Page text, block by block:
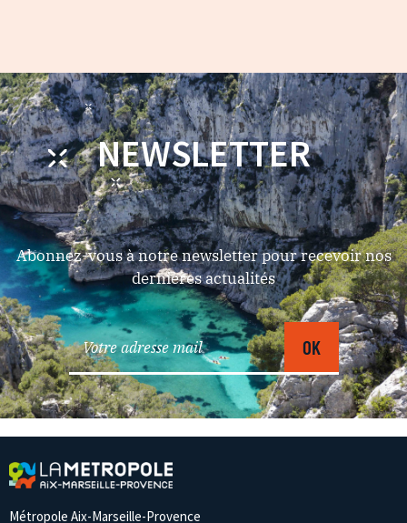
NEWSLETTER
Abonnez-vous à notre newsletter pour recevoir nos
dernières actualités
Métropole Aix-Marseille-Provence